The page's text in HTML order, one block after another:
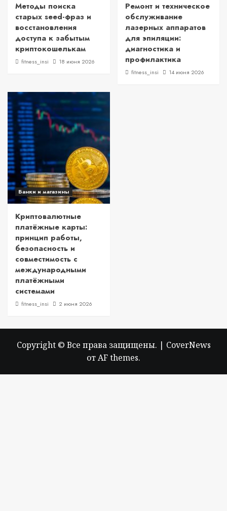
Методы поиска
старых seed-фраз и
восстановления
доступа к забытым
криптокошелькам
fitness_insi 18 июня 2026
Ремонт и техническое
обслуживание
лазерных аппаратов
для эпиляции:
диагностика и
профилактика
fitness_insi 14 июня 2026
Банки и магазины
Криптовалютные
платёжные карты:
принцип работы,
безопасность и
совместимость с
международными
платёжными
системами
fitness_insi 2 июня 2026
Copyright © Все права защищены. | CoverNews
от AF themes.